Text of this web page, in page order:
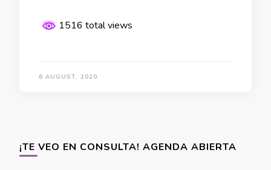
1516 total views
6 AUGUST, 2020
¡TE VEO EN CONSULTA! AGENDA ABIERTA